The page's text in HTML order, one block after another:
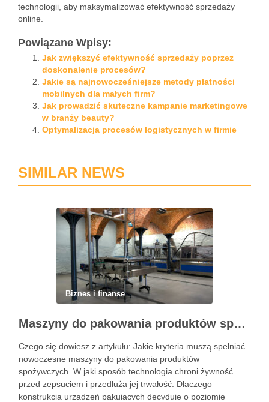
technologii, aby maksymalizować efektywność sprzedaży
online.
Powiązane Wpisy:
Jak zwiększyć efektywność sprzedaży poprzez
doskonalenie procesów?
Jakie są najnowocześniejsze metody płatności
mobilnych dla małych firm?
Jak prowadzić skuteczne kampanie marketingowe
w branży beauty?
Optymalizacja procesów logistycznych w firmie
SIMILAR NEWS
Biznes i finanse
Maszyny do pakowania produktów spożywczych – standardy higieny i nowoczesne technologie w przetwórstwie
Czego się dowiesz z artykułu: Jakie kryteria muszą spełniać
nowoczesne maszyny do pakowania produktów
spożywczych. W jaki sposób technologia chroni żywność
przed zepsuciem i przedłuża jej trwałość. Dlaczego
konstrukcja urządzeń pakujących decyduje o poziomie